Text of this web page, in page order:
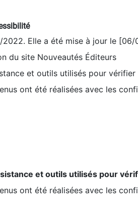
Elle a été mise à jour le [06/
du site Nouveautés Éditeurs
et outils utilisés pour vérifier
ont été réalisées avec les
et outils utilisés pour
ont été réalisées avec les